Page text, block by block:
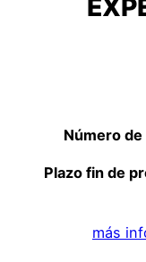
Número
Plazo fin de
más